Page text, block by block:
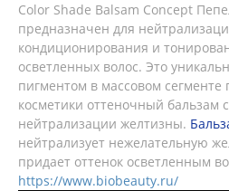
Color Shade Balsam Concept
предназначен для
кондиционирования и
осветленных волос. Это
пигментом в массовом сегменте
косметики оттеночный бальзам
нейтрализации желтизны.
нейтрализует нежелательную
придает оттенок осветленным
https://www.biobeauty.ru/